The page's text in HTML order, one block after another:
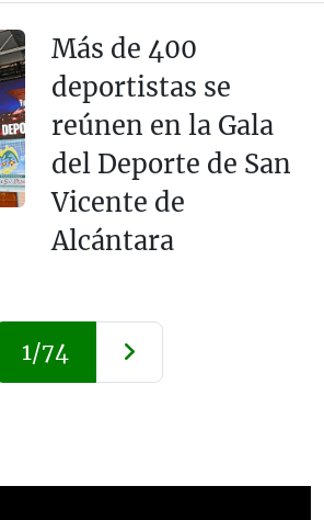
Más de 400
deportistas se
reúnen en la Gala
del Deporte de San
Vicente de
Alcántara
1/74